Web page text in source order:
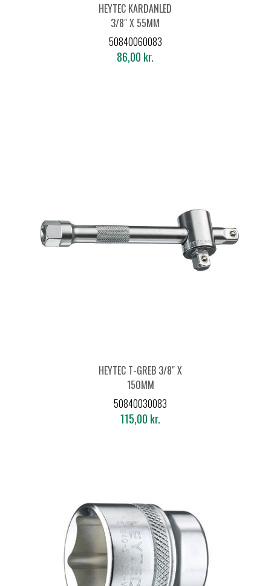
HEYTEC KARDANLED
3/8" X 55MM
50840060083
86,00 kr.
HEYTEC T-GREB 3/8" X
150MM
50840030083
115,00 kr.